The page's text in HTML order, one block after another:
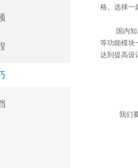
格。选择一
国内知名
等功能模块
达到提高设
我们要按